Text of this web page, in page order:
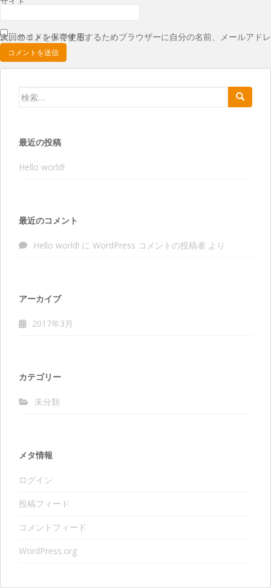
次回のコメントで使用するためブラウザーに自分の名前、メールアドレス、サイトを保存する。
最近の投稿
Hello world!
最近のコメント
Hello world! に WordPress コメントの投稿者 より
アーカイブ
2017年3月
カテゴリー
未分類
メタ情報
ログイン
投稿フィード
コメントフィード
WordPress.org